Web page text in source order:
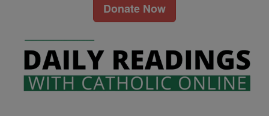
Donate Now